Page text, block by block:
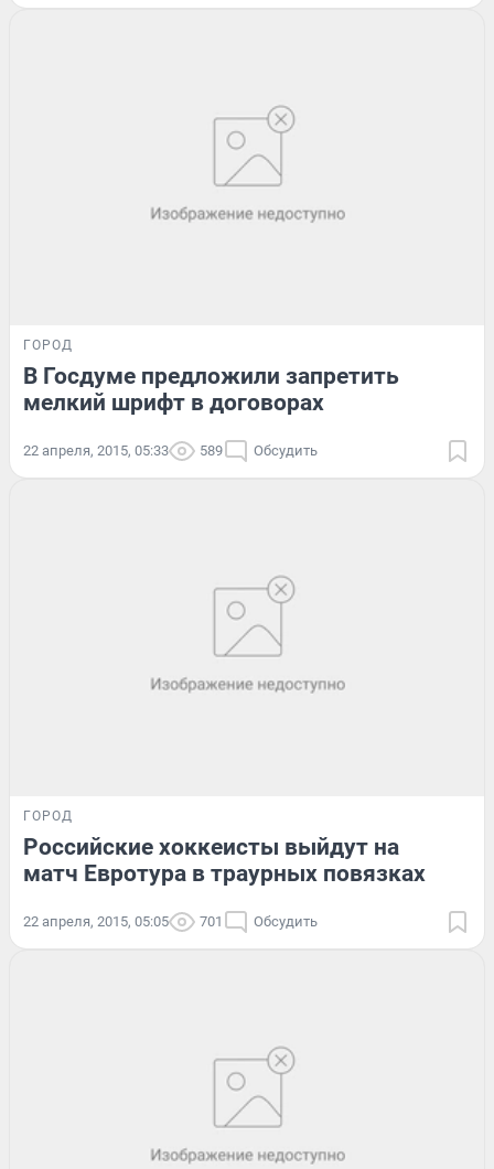
ГОРОД
В Госдуме предложили запретить
мелкий шрифт в договорах
22 апреля, 2015, 05:33 589 Обсудить
ГОРОД
Российские хоккеисты выйдут на
матч Евротура в траурных повязках
22 апреля, 2015, 05:05 701 Обсудить